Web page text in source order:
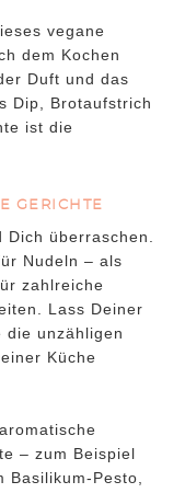
vegane
dem Kochen
Duft und das
Dip, Brotaufstrich
ist die
GERICHTE
Dich überraschen.
Nudeln – als
zahlreiche
Lass Deiner
die unzähligen
Küche
– zum Beispiel
Basilikum-Pesto,